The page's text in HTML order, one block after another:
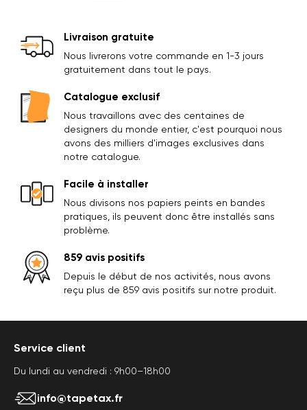
Livraison gratuite
Nous livrerons votre commande en 1-3 jours
gratuitement dans tout le pays.
Catalogue exclusif
Nous travaillons avec des centaines de
designers du monde entier, c'est pourquoi nous
avons des milliers d'images exclusives dans
notre catalogue.
Facile à installer
Nous divisons nos papiers peints en bandes
pratiques, ils peuvent donc être installés sans
problème.
859 avis positifs
Depuis le début de nos activités, nous avons
reçu plus de 859 avis positifs sur notre produit.
Service client
Du lundi au vendredi : 9h00–18h00
info@tapetax.fr